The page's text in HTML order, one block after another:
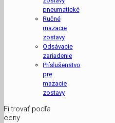
pneumatické
Ručné
mazacie
zostavy
Odsávacie
zariadenie
Príslušenstvo
pre
mazacie
zostavy
Filtrovať podľa
ceny